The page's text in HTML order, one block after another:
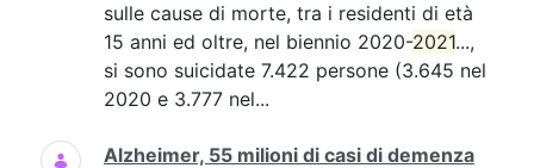
sulle cause di morte, tra i residenti di età
15 anni ed oltre, nel biennio 2020-2021...,
si sono suicidate 7.422 persone (3.645 nel
2020 e 3.777 nel...
Alzheimer, 55 milioni di casi di demenza